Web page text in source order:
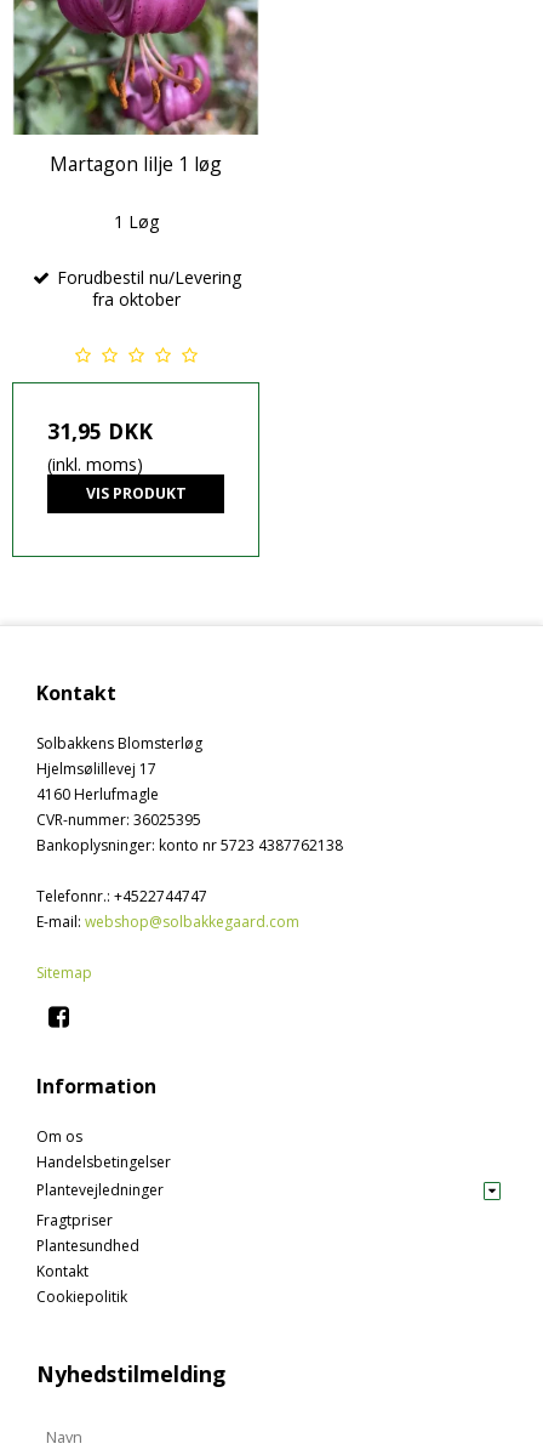
Martagon lilje 1 løg
1 Løg
Forudbestil nu/Levering
fra oktober
31,95 DKK
(inkl. moms)
VIS PRODUKT
Kontakt
Solbakkens Blomsterløg
Hjelmsølillevej 17
4160 Herlufmagle
CVR-nummer: 36025395
Bankoplysninger: konto nr 5723 4387762138
Telefonnr.: +4522744747
E-mail: webshop@solbakkegaard.com
Sitemap
Information
Om os
Handelsbetingelser
Plantevejledninger
Fragtpriser
Plantesundhed
Kontakt
Cookiepolitik
Nyhedstilmelding